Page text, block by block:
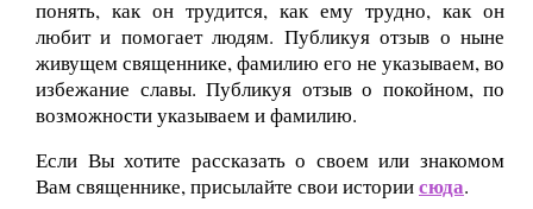
понять, как он трудится, как ему трудно, как он
любит и помогает людям. Публикуя отзыв о ныне
живущем священнике, фамилию его не указываем, во
избежание славы. Публикуя отзыв о покойном, по
возможности указываем и фамилию.
Если Вы хотите рассказать о своем или знакомом
Вам священнике, присылайте свои историисюда.